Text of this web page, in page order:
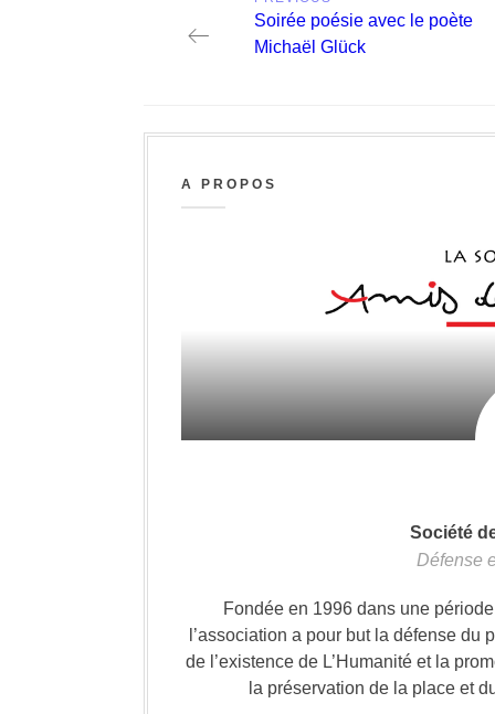
navigationPrevious
post:
Soirée poésie avec le poète
Michaël Glück
A PROPOS
Société
Défense
Fondée en 1996 dans une
l’association a pour but la défense
de l’existence de L’Humanité et la
la préservation de la place et